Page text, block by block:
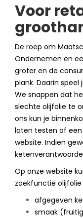
Voor
De roep om
Ondernemen en
groter en de
plank. Daarin speel
We snappen dat
slechte olijfolie te
ons kun je
laten testen of
website. Indien
Op onze website
zoekfunctie
afgegeven
smaak